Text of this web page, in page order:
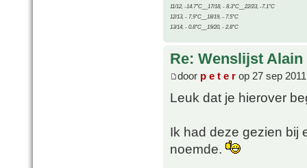
11/12, -14.7°C__17/18, - 8.3°C__22/23, -7.1°C
12/13, - 7.9°C__18/19, - 7.5°C
13/14, - 0.8°C__19/20, - 2.8°C
Re: Wenslijst Alain
door p e t e r op 27 sep
Leuk dat je hierover
Ik had deze gezien bij
noemde.